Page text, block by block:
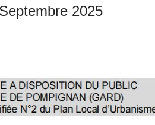
2025